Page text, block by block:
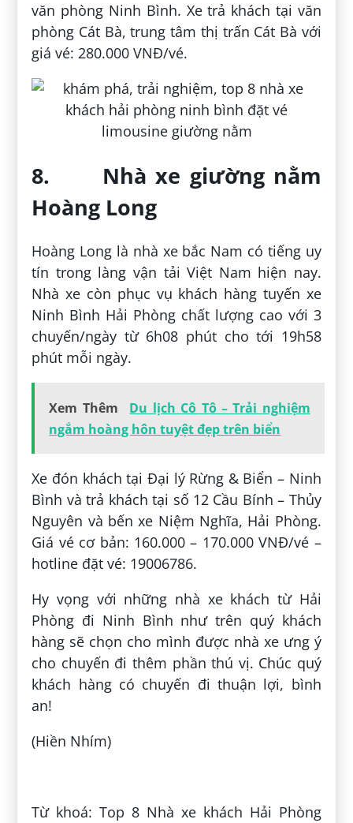
văn phòng Ninh Bình. Xe trả khách tại văn
phòng Cát Bà, trung tâm thị trấn Cát Bà với
giá vé: 280.000 VNĐ/vé.
8. Nhà xe giường nằm
Hoàng Long
Hoàng Long là nhà xe bắc Nam có tiếng uy
tín trong làng vận tải Việt Nam hiện nay.
Nhà xe còn phục vụ khách hàng tuyến xe
Ninh Bình Hải Phòng chất lượng cao với 3
chuyến/ngày từ 6h08 phút cho tới 19h58
phút mỗi ngày.
Xem Thêm
Du lịch Cô Tô – Trải nghiệm
ngắm hoàng hôn tuyệt đẹp trên biển
Xe đón khách tại Đại lý Rừng & Biển – Ninh
Bình và trả khách tại số 12 Cầu Bính – Thủy
Nguyên và bến xe Niệm Nghĩa, Hải Phòng.
Giá vé cơ bản: 160.000 – 170.000 VNĐ/vé –
hotline đặt vé: 19006786.
Hy vọng với những nhà xe khách từ Hải
Phòng đi Ninh Bình như trên quý khách
hàng sẽ chọn cho mình được nhà xe ưng ý
cho chuyến đi thêm phần thú vị. Chúc quý
khách hàng có chuyến đi thuận lợi, bình
an!
(Hiền Nhím)
Từ khoá: Top 8 Nhà xe khách Hải Phòng